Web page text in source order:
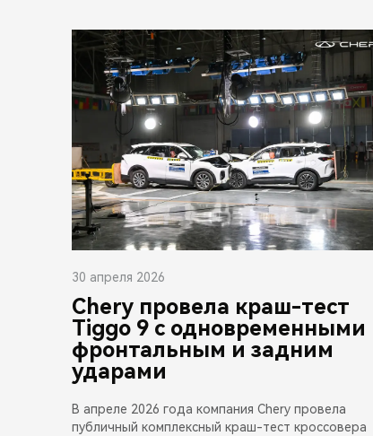
30 апреля 2026
Chery провела краш-тест
Tiggo 9 с одновременными
фронтальным и задним
ударами
В апреле 2026 года компания Chery провела
публичный комплексный краш-тест кроссовера